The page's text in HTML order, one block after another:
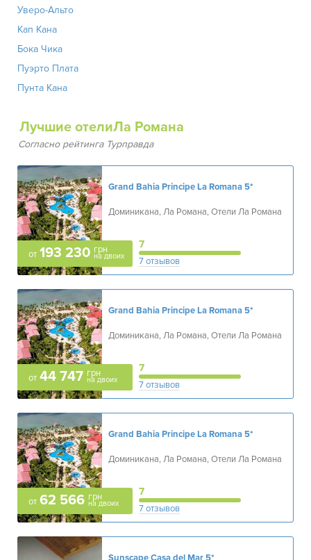
Уверо-Альто
Кап Кана
Бока Чика
Пуэрто Плата
Пунта Кана
Лучшие отелиЛа Романа
Согласно рейтинга Турправда
от 193 230 грн
на двоих
Grand Bahia Principe La Romana5*
Доминикана, Ла Романа, Отели Ла Романа
7
7 отзывов
от 44 747 грн
на двоих
Grand Bahia Principe La Romana5*
Доминикана, Ла Романа, Отели Ла Романа
7
7 отзывов
от 62 566 грн
на двоих
Grand Bahia Principe La Romana5*
Доминикана, Ла Романа, Отели Ла Романа
7
7 отзывов